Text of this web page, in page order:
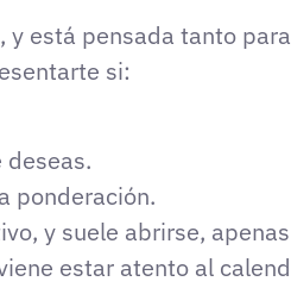
y está pensada tanto para
si:
ponderación.
y suele abrirse,
estar atento al